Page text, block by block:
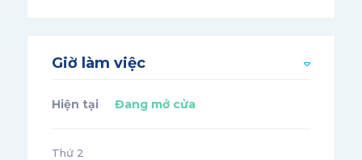
Giờ làm việc
Hiện tại Đang mở cửa
Thứ 2